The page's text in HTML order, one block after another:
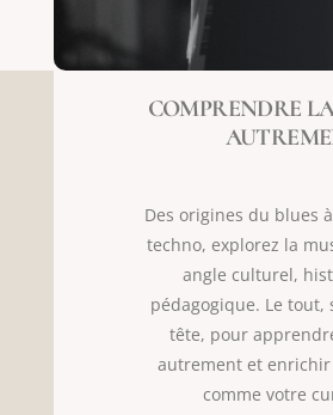
COMPRENDRE
Des origines du blues
techno, explorez la
angle culturel,
pédagogique. Le tout,
tête, pour
autrement et
comme votre